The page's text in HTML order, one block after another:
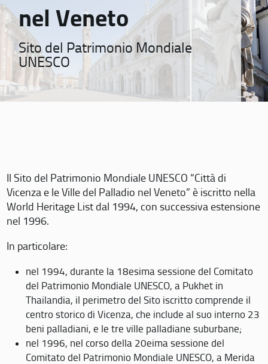
nel Veneto
Sito del Patrimonio Mondiale
UNESCO
Il Sito del Patrimonio Mondiale UNESCO “Città di
Vicenza e le Ville del Palladio nel Veneto” è iscritto nella
World Heritage List dal 1994, con successiva estensione
nel 1996.
In particolare:
nel 1994, durante la 18esima sessione del Comitato
del Patrimonio Mondiale UNESCO, a Pukhet in
Thailandia, il perimetro del Sito iscritto comprende il
centro storico di Vicenza, che include al suo interno 23
beni palladiani, e le tre ville palladiane suburbane;
nel 1996, nel corso della 20eima sessione del
Comitato del Patrimonio Mondiale UNESCO, a Merida